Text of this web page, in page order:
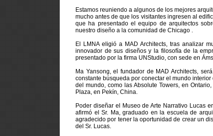
Estamos reuniendo a algunos de los mejores
mucho antes de que los visitantes ingresen al
que ha presentado el equipo de arquitectos
nuestro diseño a la comunidad de Chicago .
El LMNA eligió a MAD Architects, tras analizar
innovador de sus diseños y la filosofía de la
presentado por la firma UNStudio, con sede en
Ma Yansong, el fundador de MAD Architects,
constante búsqueda por conectar el mundo
del mundo, como las Absolute Towers, en
Plaza, en Pekín, China.
Poder diseñar el Museo de Arte Narrativo Lucas
afirmó el Sr. Ma, graduado en la escuela de
agradecido por tener la oportunidad de crear un
del Sr. Lucas.